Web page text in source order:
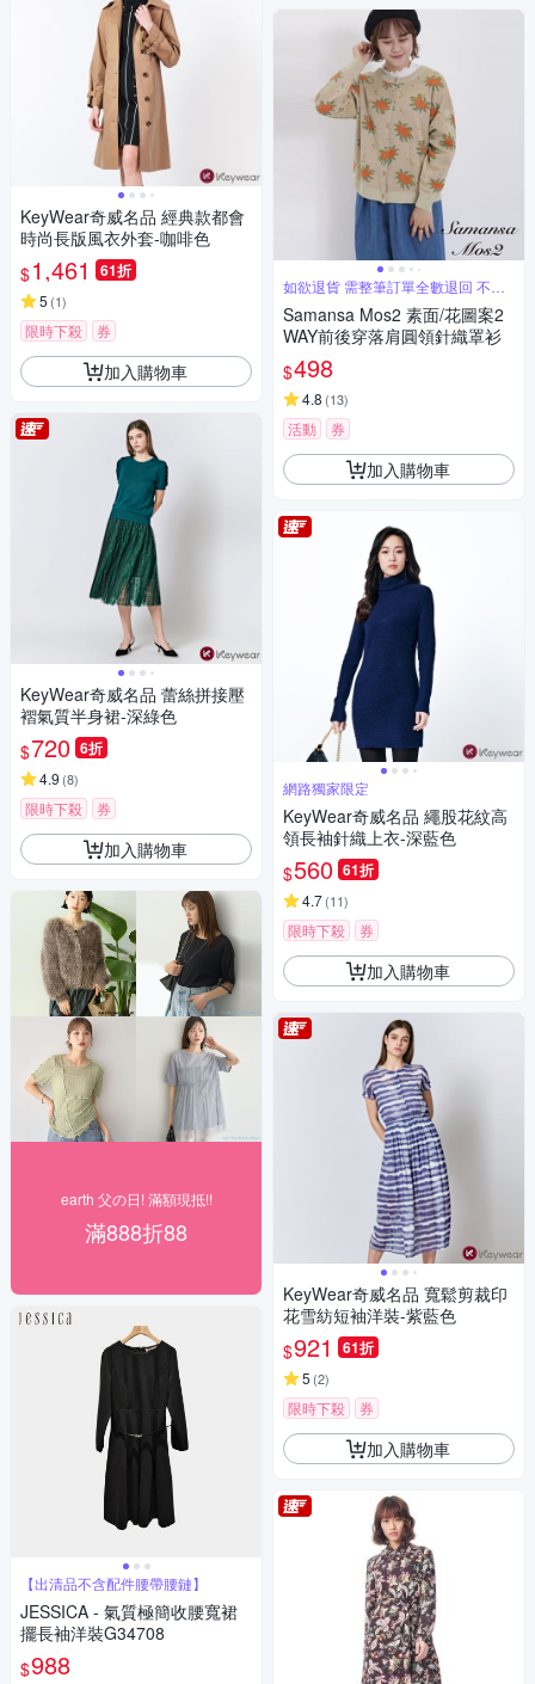
KeyWear奇威名品 經典款都會
時尚長版風衣外套-咖啡色
$1,461 61折
5 (1)
限時下殺 券
加入購物車
KeyWear奇威名品 蕾絲拼接壓
褶氣質半身裙-深綠色
$720 6折
4.9 (8)
限時下殺 券
加入購物車
earth 父の日! 滿額現抵!!
滿888折88
【出清品不含配件腰帶腰鏈】
JESSICA - 氣質極簡收腰寬裙
擺長袖洋裝G34708
$988
如欲退貨 需整筆訂單全數退回 不能
單退
Samansa Mos2 素面/花圖案2
WAY前後穿落肩圓領針織罩衫
$498
4.8 (13)
活動 券
加入購物車
網路獨家限定
KeyWear奇威名品 繩股花紋高
領長袖針織上衣-深藍色
$560 61折
4.7(11)
限時下殺 券
加入購物車
KeyWear奇威名品 寬鬆剪裁印
花雪紡短袖洋裝-紫藍色
$921 61折
5 (2)
限時下殺 券
加入購物車